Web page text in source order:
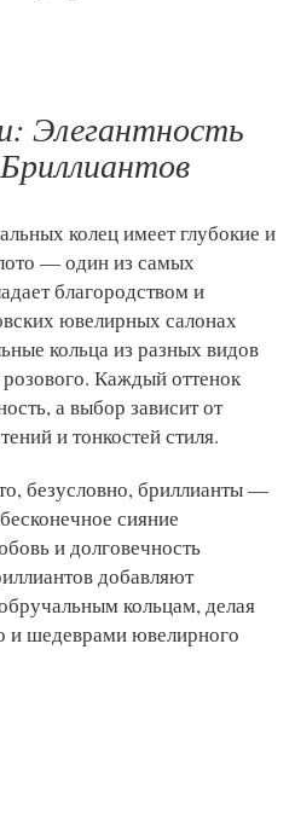
Элегантность
колец имеет глубокие и
— один из самых
благородством и
ювелирных салонах
кольца из разных видов
Каждый оттенок
а выбор зависит от
и тонкостей стиля.
безусловно, бриллианты —
сияние
и долговечность
добавляют
кольцам, делая
и шедеврами ювелирного